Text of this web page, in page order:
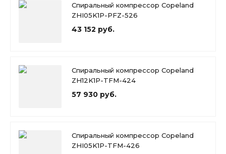
Спиральный компрессор Copeland
ZHI05K1P-PFZ-526
43 152 руб.
Спиральный компрессор Copeland
ZH12K1P-TFM-424
57 930 руб.
Спиральный компрессор Copeland
ZHI05K1P-TFM-426